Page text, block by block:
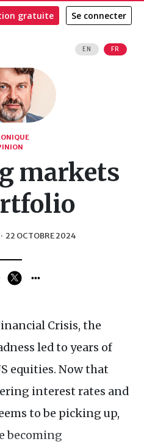
EN FR
gratuite Se connecter
markets
· 22 OCTOBRE 2024
Crisis, the
led to years of
equities. Now that
interest rates and
to be picking up,
becoming